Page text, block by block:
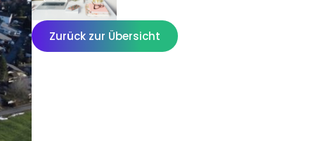
Zurück zur Übersicht